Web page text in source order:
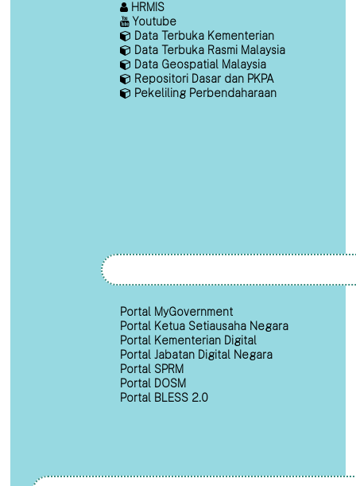
HRMIS
Youtube
Data Terbuka Kementerian
Data Terbuka Rasmi Malaysia
Data Geospatial Malaysia
Repositori Dasar dan PKPA
Pekeliling Perbendaharaan
Portal MyGovernment
Portal Ketua Setiausaha Negara
Portal Kementerian Digital
Portal Jabatan Digital Negara
Portal SPRM
Portal DOSM
Portal BLESS 2.0